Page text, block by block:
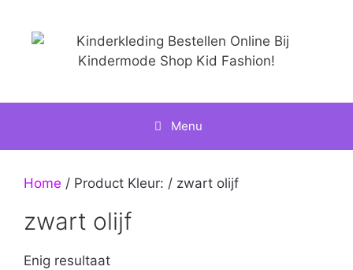
Menu
Home / Product Kleur: / zwart olijf
zwart olijf
Enig resultaat